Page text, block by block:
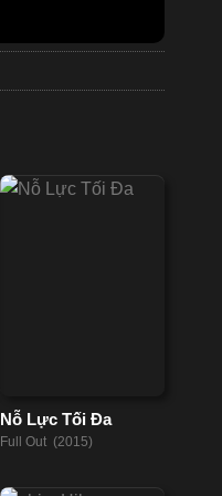
Nỗ Lực Tối Đa
Full Out (2015)